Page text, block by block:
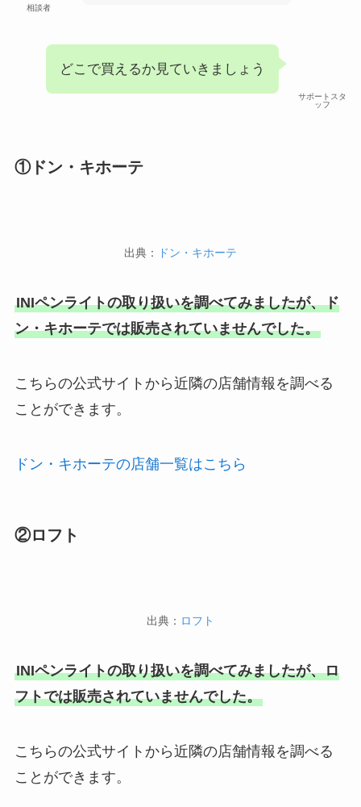
あわせて読みたい
る？コンビニに売ってる？ネット
通販が確実？
相談者
サポートスタ
ッフ
どこで買えるか見ていきましょう
①ドン・キホーテ
出典： ドン・キホーテ
INIペンライトの取り扱いを調べてみましたが、ド
ン・キホーテでは販売されていませんでした。
こちらの公式サイトから近隣の店舗情報を調べる
ことができます。
ドン・キホーテの店舗一覧はこちら
②ロフト
出典： ロフト
INIペンライトの取り扱いを調べてみましたが、ロ
フトでは販売されていませんでした。
こちらの公式サイトから近隣の店舗情報を調べる
ことができます。